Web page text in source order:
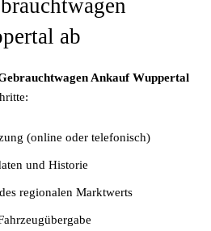
ab
Ankauf Wuppertal
(online oder telefonisch)
und Historie
regionalen Marktwerts